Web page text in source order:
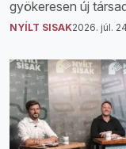
gyökeresen új
NYÍLT SISAK2026. júl.